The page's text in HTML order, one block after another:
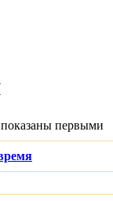
первыми